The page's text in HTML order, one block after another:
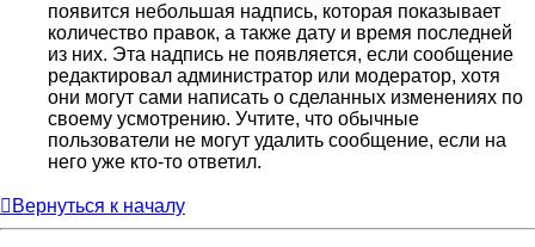
появится небольшая надпись, которая показывает
количество правок, а также дату и время последней
из них. Эта надпись не появляется, если сообщение
редактировал администратор или модератор, хотя
они могут сами написать о сделанных изменениях по
своему усмотрению. Учтите, что обычные
пользователи не могут удалить сообщение, если на
него уже кто-то ответил.
Вернуться к началу